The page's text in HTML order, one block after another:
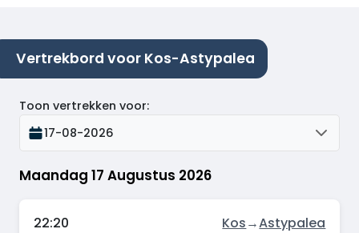
Vertrekbord voor Kos-Astypalea
Maandag 17 Augustus 2026
Toon vertrekken voor:
17-08-2026
22:20 Kos→Astypalea